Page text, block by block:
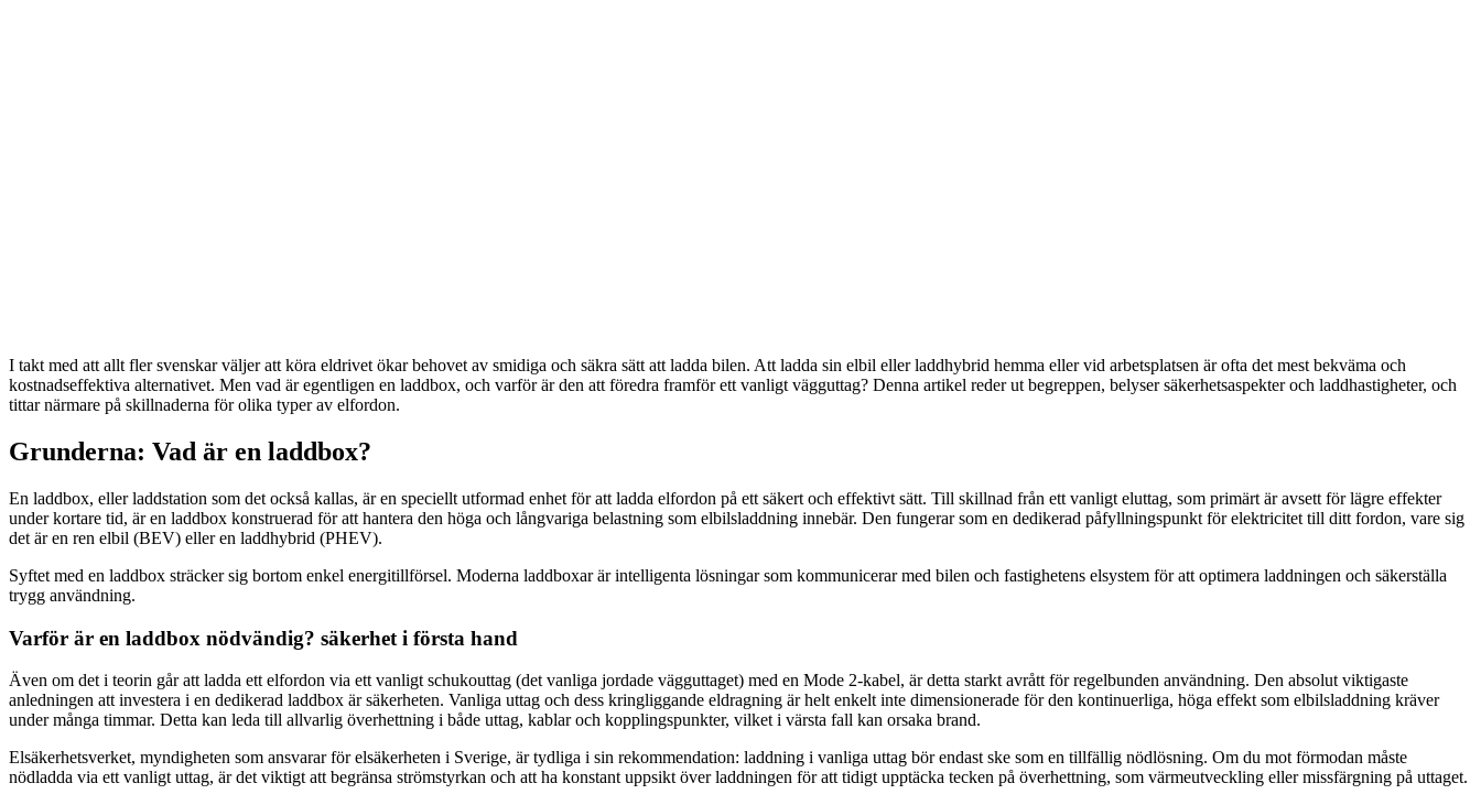
I takt med att allt fler svenskar väljer att köra eldrivet ökar behovet av smidiga och säkra sätt att ladda bilen. Att ladda sin elbil eller laddhybrid hemma eller vid arbetsplatsen är ofta det mest bekväma och
kostnadseffektiva alternativet. Men vad är egentligen en laddbox, och varför är den att föredra framför ett vanligt vägguttag? Denna artikel reder ut begreppen, belyser säkerhetsaspekter och laddhastigheter, och
tittar närmare på skillnaderna för olika typer av elfordon.
Grunderna: Vad är en laddbox?
En laddbox, eller laddstation som det också kallas, är en speciellt utformad enhet för att ladda elfordon på ett säkert och effektivt sätt. Till skillnad från ett vanligt eluttag, som primärt är avsett för lägre effekter
under kortare tid, är en laddbox konstruerad för att hantera den höga och långvariga belastning som elbilsladdning innebär. Den fungerar som en dedikerad påfyllningspunkt för elektricitet till ditt fordon, vare sig
det är en ren elbil (BEV) eller en laddhybrid (PHEV).
Syftet med en laddbox sträcker sig bortom enkel energitillförsel. Moderna laddboxar är intelligenta lösningar som kommunicerar med bilen och fastighetens elsystem för att optimera laddningen och säkerställa
trygg användning.
Varför är en laddbox nödvändig? säkerhet i första hand
Även om det i teorin går att ladda ett elfordon via ett vanligt schukouttag (det vanliga jordade vägguttaget) med en Mode 2-kabel, är detta starkt avrått för regelbunden användning. Den absolut viktigaste
anledningen att investera i en dedikerad laddbox är säkerheten. Vanliga uttag och dess kringliggande eldragning är helt enkelt inte dimensionerade för den kontinuerliga, höga effekt som elbilsladdning kräver
under många timmar. Detta kan leda till allvarlig överhettning i både uttag, kablar och kopplingspunkter, vilket i värsta fall kan orsaka brand.
Elsäkerhetsverket, myndigheten som ansvarar för elsäkerheten i Sverige, är tydliga i sin rekommendation: laddning i vanliga uttag bör endast ske som en tillfällig nödlösning. Om du mot förmodan måste
nödladda via ett vanligt uttag, är det viktigt att begränsa strömstyrkan och att ha konstant uppsikt över laddningen för att tidigt upptäcka tecken på överhettning, som värmeutveckling eller missfärgning på uttaget.